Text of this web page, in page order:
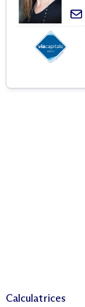
Calculatrices